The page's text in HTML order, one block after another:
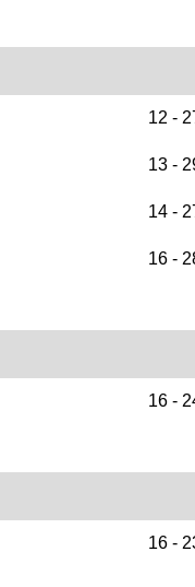
12 -
13 -
14 -
16 -
16 -
16 -